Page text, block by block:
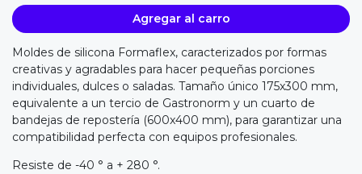
Agregar al carro
Moldes de silicona Formaflex, caracterizados por formas
creativas y agradables para hacer pequeñas porciones
individuales, dulces o saladas. Tamaño único 175x300 mm,
equivalente a un tercio de Gastronorm y un cuarto de
bandejas de repostería (600x400 mm), para garantizar una
compatibilidad perfecta con equipos profesionales.
Resiste de -40 ° a + 280 °.